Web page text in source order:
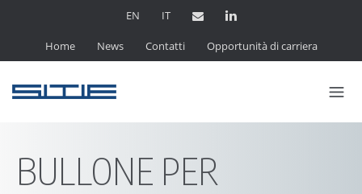
EN IT
Home News Contatti Opportunità di carriera
BULLONE PER